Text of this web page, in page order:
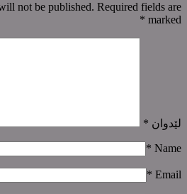
not be published. Required fields are
marked
*
لێدوان *
Name
*
Email
*